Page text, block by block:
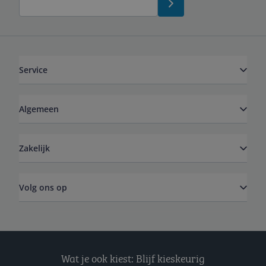
Service
Algemeen
Zakelijk
Volg ons op
Wat je ook kiest: Blijf kieskeurig